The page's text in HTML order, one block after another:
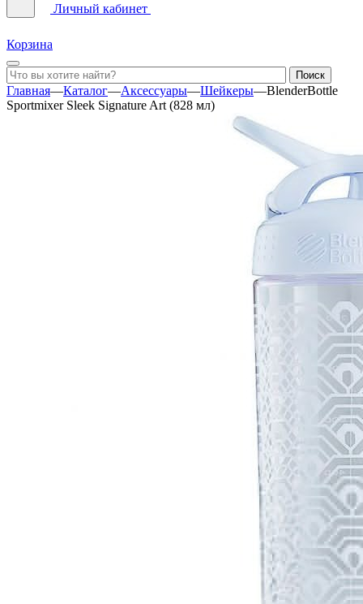
Личный кабинет
Корзина
Главная—Каталог—Аксессуары—Шейкеры—BlenderBottle
Sportmixer Sleek Signature Art (828 мл)